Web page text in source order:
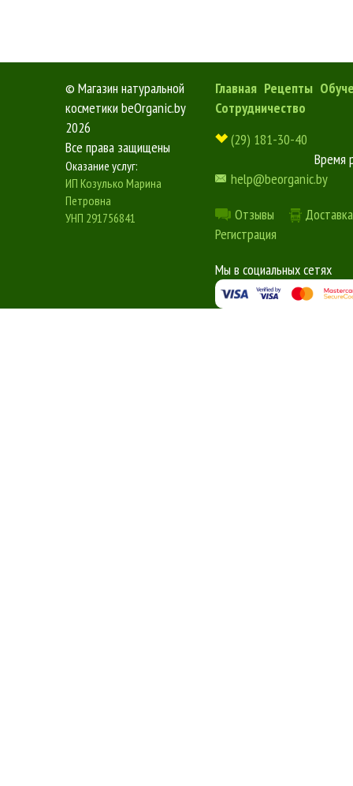
© Магазин натуральной
косметики beOrganic.by
2026
Все права защищены
Оказание услуг:
ИП Козулько Марина
Петровна
УНП 291756841
Главная Рецепты
Сотрудничество
(29) 181-30-40
Время
help@beorganic.by
Отзывы
Регистрация
Мы в социальных сетях